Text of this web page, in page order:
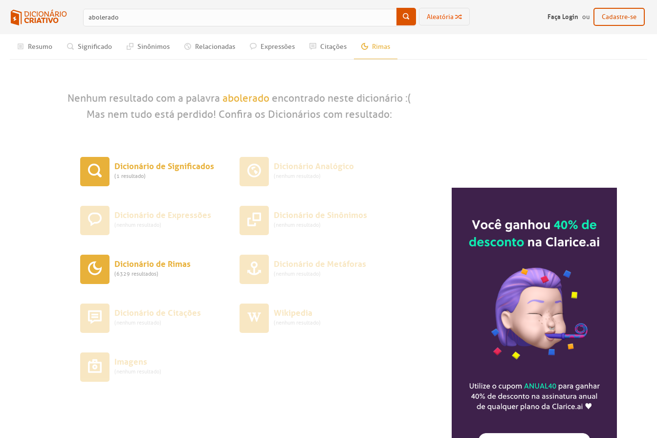
Aleatória Faça Login ou Cadastre-se
Resumo Significado Sinônimos Relacionadas Expressões Citações Rimas
Nenhum resultado com a palavra abolerado encontrado neste dicionário :(
Mas nem tudo está perdido! Confira os Dicionários com resultado:
Dicionário de Significados
(1 resultado)
Dicionário Analógico
(nenhum resultado)
Dicionário de Expressões
(nenhum resultado)
Dicionário de Sinônimos
(nenhum resultado)
Dicionário de Rimas
(6329 resultados)
Dicionário de Metáforas
(nenhum resultado)
Dicionário de Citações
(nenhum resultado)
Wikipedia
(nenhum resultado)
Imagens
(nenhum resultado)